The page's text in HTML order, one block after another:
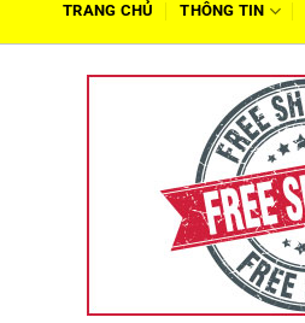
TRANG CHỦ THÔNG TIN